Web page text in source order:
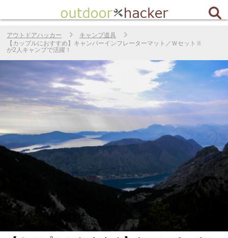
アウトドアハッカー
キャンプ道具
【カップルにおすすめ】キャンパーインフレーターマット／ＷセットⅡ
が2人キャンプで活躍！